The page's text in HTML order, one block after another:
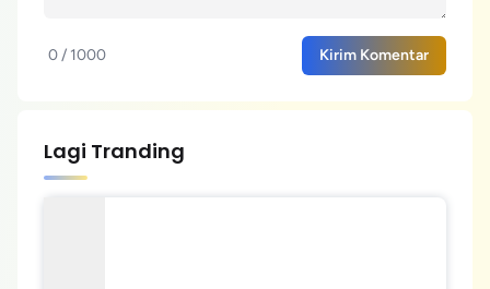
0 / 1000 Kirim Komentar
Lagi Tranding